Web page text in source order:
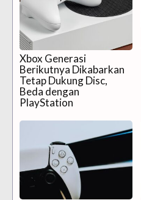
Xbox Generasi
Berikutnya Dikabarkan
Tetap Dukung Disc,
Beda dengan
PlayStation